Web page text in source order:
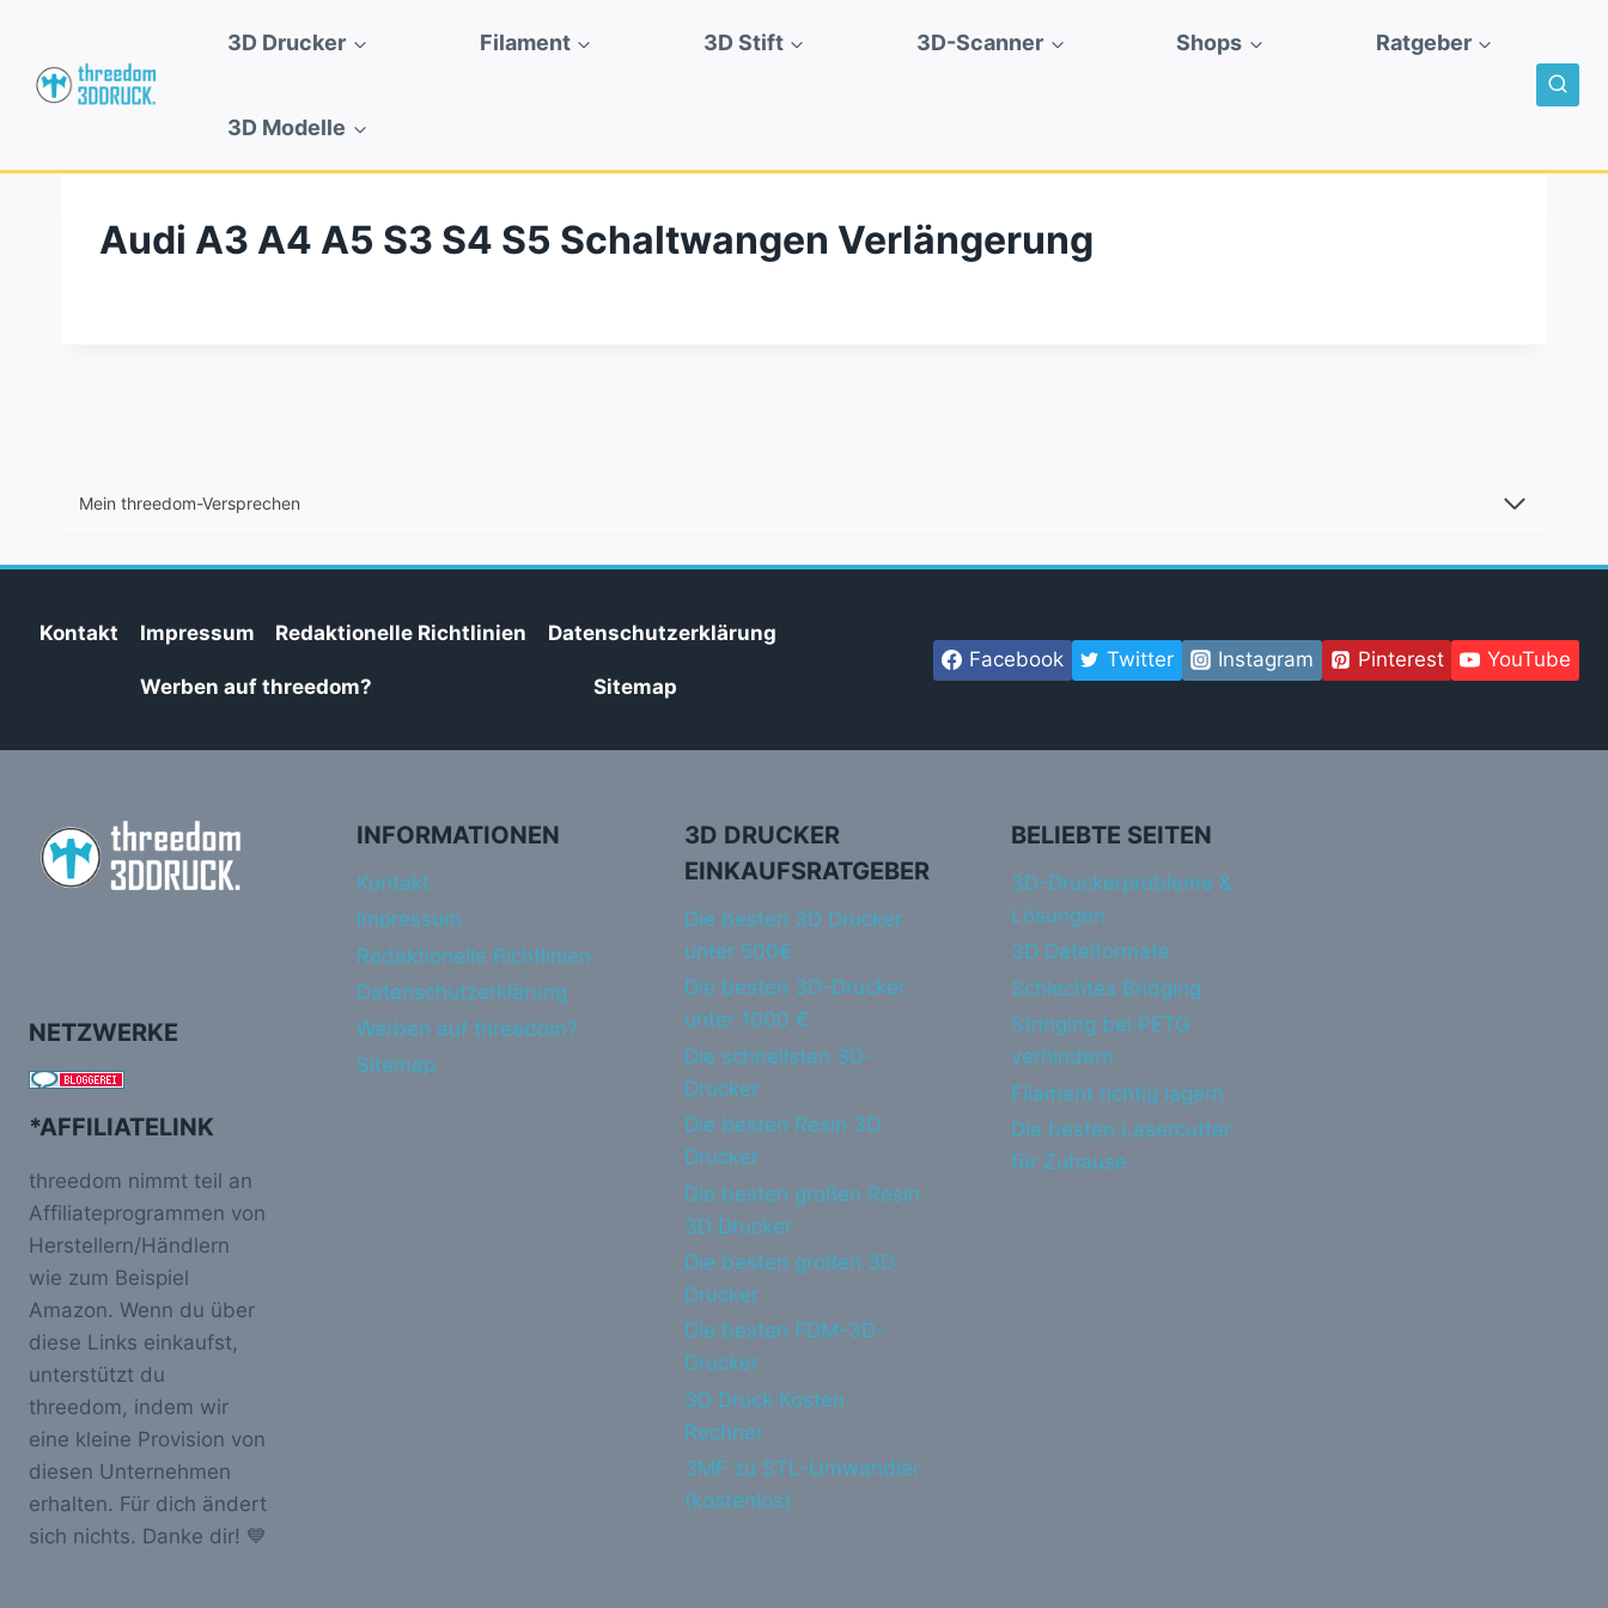
springen
3D Drucker Filament 3D Stift 3D-Scanner Shops Ratgeber
3D Modelle
Audi A3 A4 A5 S3 S4 S5 Schaltwangen Verlängerung
Mein threedom-Versprechen
Kontakt Impressum Redaktionelle Richtlinien Datenschutzerklärung
Werben auf threedom? Sitemap
Facebook Twitter Instagram Pinterest YouTube
NETZWERKE
*AFFILIATELINK
threedom nimmt teil an
Affiliateprogrammen von
Herstellern/Händlern
wie zum Beispiel
Amazon. Wenn du über
diese Links einkaufst,
unterstützt du
threedom, indem wir
eine kleine Provision von
diesen Unternehmen
erhalten. Für dich ändert
sich nichts. Danke dir! 💙
INFORMATIONEN
Kontakt
Impressum
Redaktionelle Richtlinien
Datenschutzerklärung
Werben auf threedom?
Sitemap
3D DRUCKER
EINKAUFSRATGEBER
Die besten 3D Drucker
unter 500€
Die besten 3D-Drucker
unter 1000 €
Die schnellsten 3D-
Drucker
Die besten Resin 3D
Drucker
Die besten großen Resin
3D Drucker
Die besten großen 3D
Drucker
Die besten FDM-3D-
Drucker
3D Druck Kosten
Rechner
3MF zu STL-Umwandler
(kostenlos)
BELIEBTE SEITEN
3D-Druckerprobleme &
Lösungen
3D Dateiformate
Schlechtes Bridging
Stringing bei PETG
verhindern
Filament richtig lagern
Die besten Lasercutter
für Zuhause